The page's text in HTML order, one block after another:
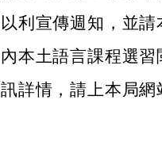
以利宣傳週知，並
內本土語言課程選
訊詳情，請上本局